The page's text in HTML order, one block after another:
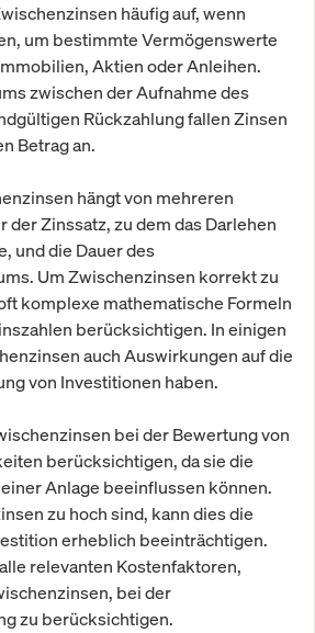
häufig auf, wenn
um bestimmte Vermögenswerte
Aktien oder Anleihen.
zwischen der Aufnahme des
Rückzahlung fallen Zinsen
Betrag an.
hängt von mehreren
der Zinssatz, zu dem das Darlehen
und die Dauer des
Um Zwischenzinsen korrekt zu
komplexe mathematische Formeln
berücksichtigen. In einigen
auch Auswirkungen auf die
von Investitionen haben.
bei der Bewertung von
berücksichtigen, da sie die
Anlage beeinflussen können.
zu hoch sind, kann dies die
erheblich beeinträchtigen.
relevanten Kostenfaktoren,
bei der
zu berücksichtigen.